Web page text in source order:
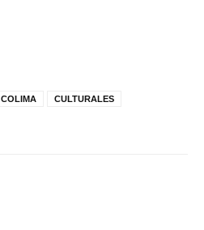
COLIMA
CULTURALES